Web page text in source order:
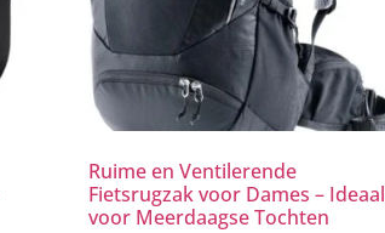
Ruime en Ventilerende
Fietsrugzak voor Dames – Ideaal
voor Meerdaagse Tochten